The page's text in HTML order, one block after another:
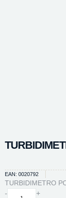
EAN: 0020792
TURBIDIMETRO
-
TURBIDIMETRO
+